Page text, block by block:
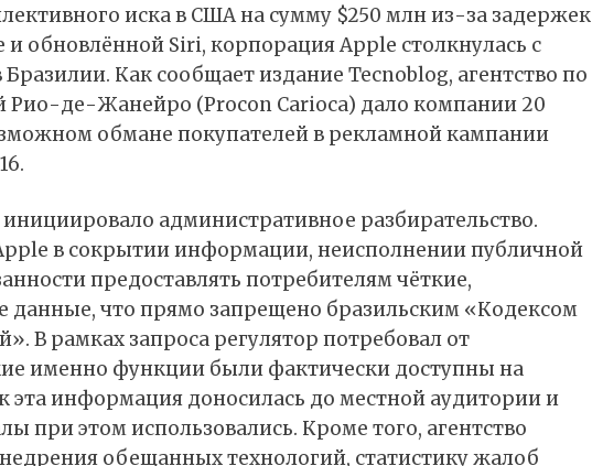
иска в США на сумму $250 млн из-за задержек
обновлённой Siri, корпорация Apple столкнулась с
Как сообщаетиздание Tecnoblog, агентство по
Рио-де-Жанейро (Procon Carioca) дало компании 20
обмане покупателей в рекламной кампании
административное разбирательство.
в сокрытии информации, неисполнении публичной
предоставлять потребителям чёткие,
данные, что прямо запрещено бразильским «Кодексом
В рамках запроса регулятор потребовал от
именно функции были фактически доступны на
эта информация доносилась до местной аудитории и
при этом использовались. Кроме того, агентство
обещанных технологий, статистику жалоб